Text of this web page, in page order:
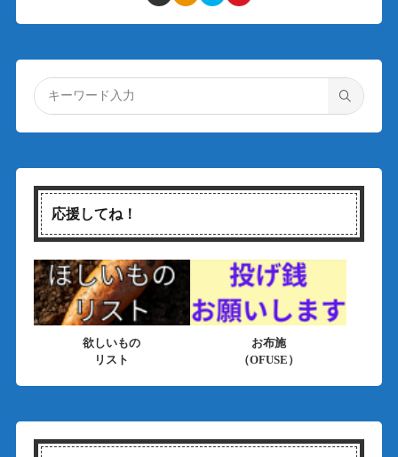
応援してね！
欲しいもの
リスト
お布施
（OFUSE）